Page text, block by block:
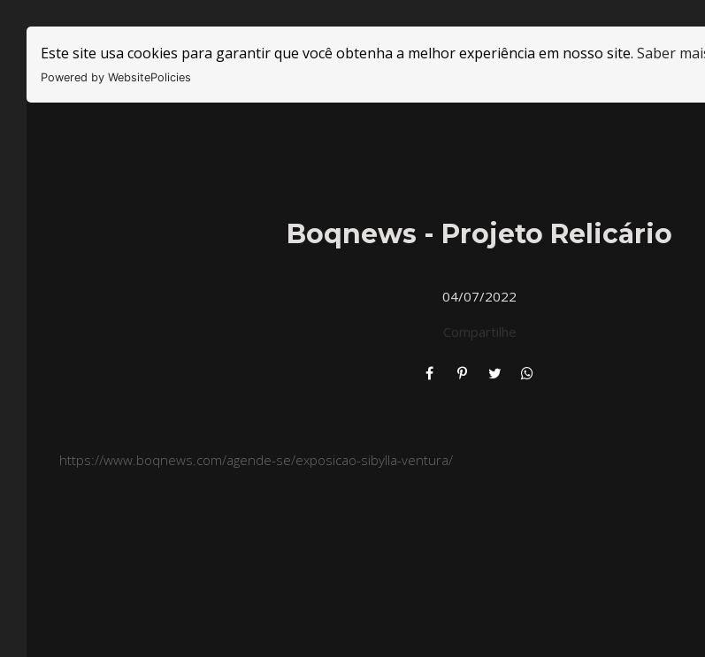
Este site usa cookies para garantir que você obtenha a melhor experiência em nosso site. Saber
Powered by WebsitePolicies
Boqnews - Projeto Relicário
04/07/2022
Compartilhe
https://www.boqnews.com/agende-se/exposicao-sibylla-ventura/